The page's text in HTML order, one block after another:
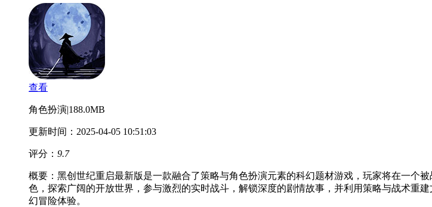
查看
角色扮演|188.0MB
更新时间：2025-04-05 10:51:03
评分： 9.7
概要： 黑创世纪重启最新版是一款融合了策略与角色扮演元素的科幻题材游戏，玩家将在一个
色，探索广阔的开放世界，参与激烈的实时战斗，解锁深度的剧情故事，并利用策略与战术重
幻冒险体验。